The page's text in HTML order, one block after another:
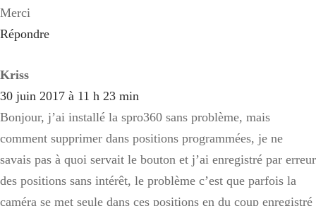
Merci
Répondre
Kriss
30 juin 2017 à 11 h 23 min
Bonjour, j’ai installé la spro360 sans problème, mais
comment supprimer dans positions programmées, je ne
savais pas à quoi servait le bouton et j’ai enregistré par erreur
des positions sans intérêt, le problème c’est que parfois la
caméra se met seule dans ces positions en du coup enregistré